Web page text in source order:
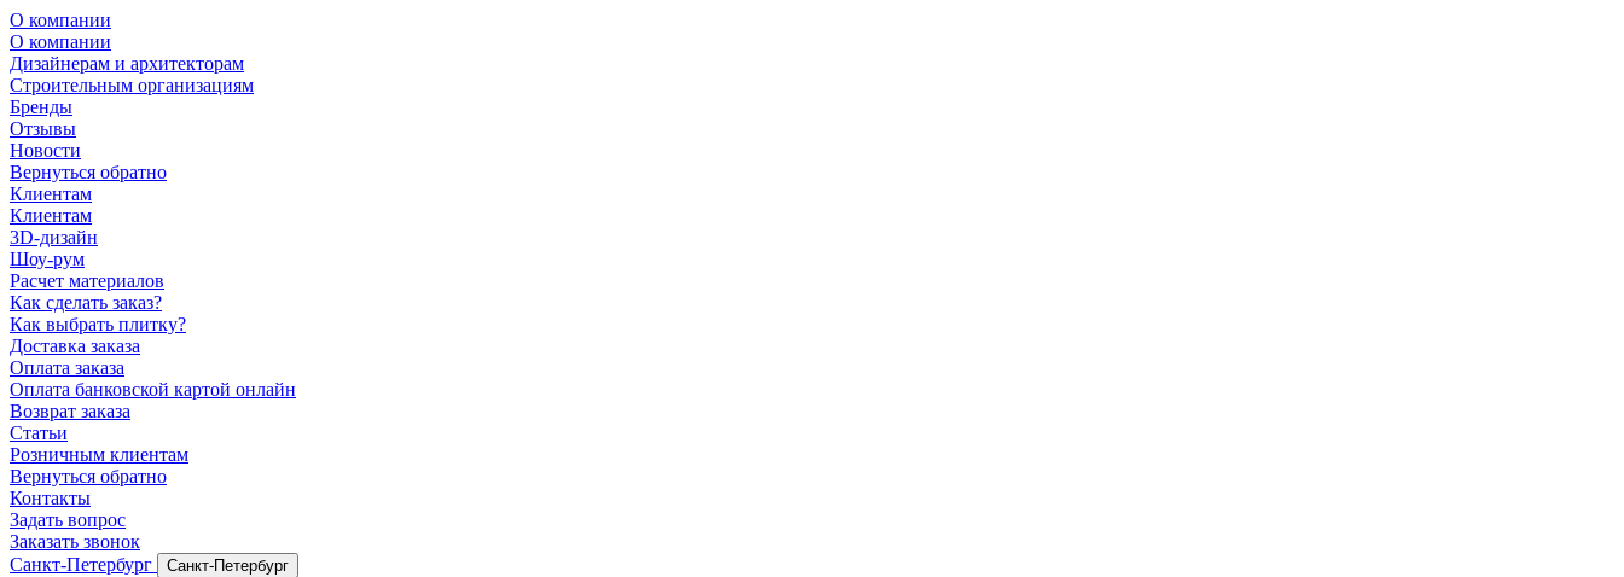
О компании
О компании
Дизайнерам и архитекторам
Строительным организациям
Бренды
Отзывы
Новости
Вернуться обратно
Клиентам
Клиентам
3D-дизайн
Шоу-рум
Расчет материалов
Как сделать заказ?
Как выбрать плитку?
Доставка заказа
Оплата заказа
Оплата банковской картой онлайн
Возврат заказа
Статьи
Розничным клиентам
Вернуться обратно
Контакты
Задать вопрос
Заказать звонок
Санкт-Петербург
Санкт-Петербург